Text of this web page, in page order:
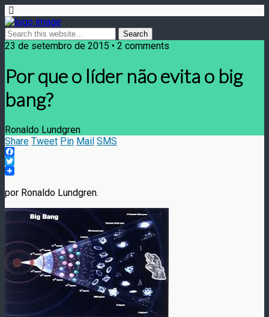
23 de setembro de 2015 • 2 comments
Por que o líder não evita o big
bang?
Ronaldo Lundgren
Share Tweet Pin Mail SMS
Facebook
Twitter
por Ronaldo Lundgren.